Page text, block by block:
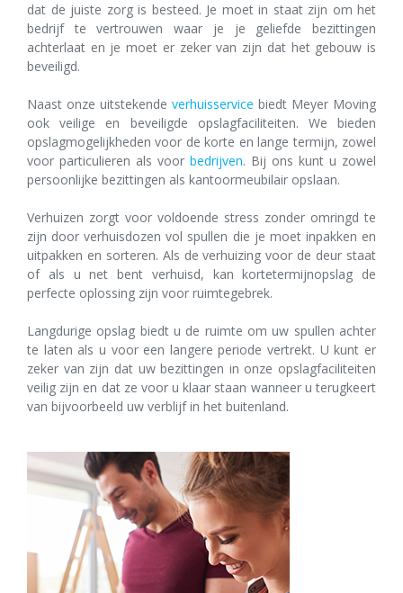
dat de juiste zorg is besteed. Je moet in staat zijn om het
bedrijf te vertrouwen waar je je geliefde bezittingen
achterlaat en je moet er zeker van zijn dat het gebouw is
beveiligd.
Naast onze uitstekende verhuisservice biedt Meyer Moving
ook veilige en beveiligde opslagfaciliteiten. We bieden
opslagmogelijkheden voor de korte en lange termijn, zowel
voor particulieren als voor bedrijven. Bij ons kunt u zowel
persoonlijke bezittingen als kantoormeubilair opslaan.
Verhuizen zorgt voor voldoende stress zonder omringd te
zijn door verhuisdozen vol spullen die je moet inpakken en
uitpakken en sorteren. Als de verhuizing voor de deur staat
of als u net bent verhuisd, kan kortetermijnopslag de
perfecte oplossing zijn voor ruimtegebrek.
Langdurige opslag biedt u de ruimte om uw spullen achter
te laten als u voor een langere periode vertrekt. U kunt er
zeker van zijn dat uw bezittingen in onze opslagfaciliteiten
veilig zijn en dat ze voor u klaar staan ​​wanneer u terugkeert
van bijvoorbeeld uw verblijf in het buitenland.